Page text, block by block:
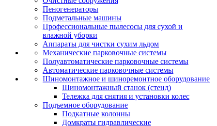
Пеногенераторы
Подметальные машины
Профессиональные пылесосы для сухой и
влажной уборки
Аппараты для чистки сухим льдом
Механические парковочные системы
Полуавтоматические парковочные системы
Автоматические парковочные системы
Шиномонтажное и шиноремонтное оборудование
Шиномонтажный станок (стенд)
Тележка для снятия и установки колес
Подъемное оборудование
Подкатные колонны
Домкраты гидравлические